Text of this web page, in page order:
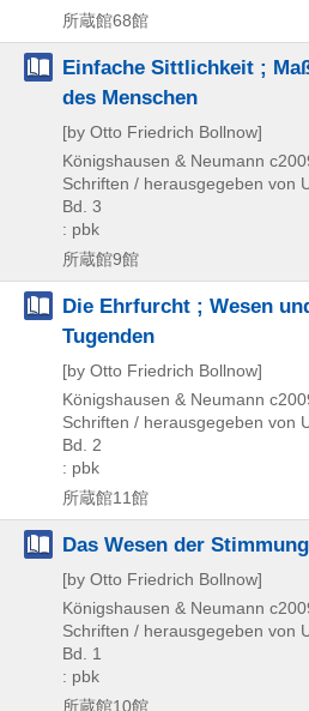
所蔵館68館
Einfache Sittlichkeit ;
des Menschen
[by Otto Friedrich Bollnow]
Königshausen & Neumann
Schriften / herausgegeben von
Bd. 3
: pbk
所蔵館9館
Die Ehrfurcht ; Wesen
Tugenden
[by Otto Friedrich Bollnow]
Königshausen & Neumann
Schriften / herausgegeben von
Bd. 2
: pbk
所蔵館11館
Das Wesen der
[by Otto Friedrich Bollnow]
Königshausen & Neumann
Schriften / herausgegeben von
Bd. 1
: pbk
所蔵館10館